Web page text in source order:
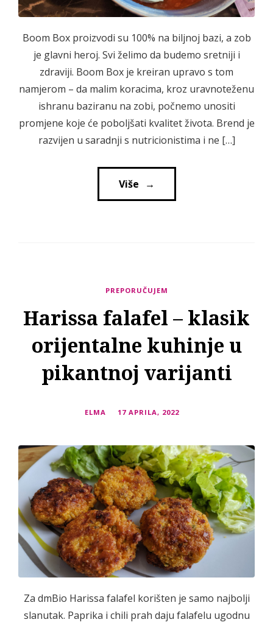
Boom Box proizvodi su 100% na biljnoj bazi, a zob
je glavni heroj. Svi želimo da budemo sretniji i
zdraviji. Boom Box je kreiran upravo s tom
namjerom – da malim koracima, kroz uravnoteženu
ishranu baziranu na zobi, počnemo unositi
promjene koje će poboljšati kvalitet života. Brend je
razvijen u saradnji s nutricionistima i ne […]
Više
→
→
PREPORUČUJEM
Harissa falafel – klasik
orijentalne kuhinje u
pikantnoj varijanti
ELMA 17 APRILA, 2022
Za dmBio Harissa falafel korišten je samo najbolji
slanutak. Paprika i chili prah daju falafelu ugodnu